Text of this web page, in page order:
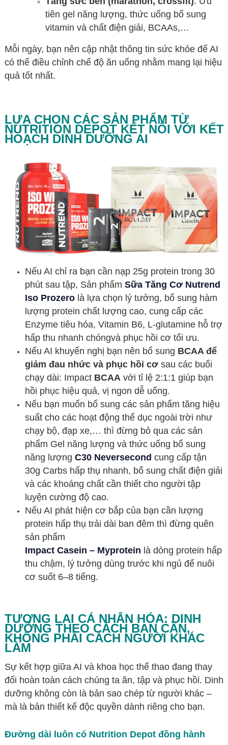
tiên gel năng lượng, thức uống bổ sung
vitamin và chất điện giải, BCAAs,…
Mỗi ngày, bạn nên cập nhật thông tin sức khỏe để AI
có thể điều chỉnh chế độ ăn uống nhằm mang lại hiệu
quả tốt nhất.
LỰA CHỌN CÁC SẢN PHẨM TỪ
NUTRITION DEPOT KẾT NỐI VỚI KẾT
HOẠCH DINH DƯỠNG AI
Nếu AI chỉ ra bạn cần nạp 25g protein trong 30
phút sau tập, Sản phẩm Sữa Tăng Cơ Nutrend
Iso Prozero là lựa chọn lý tưởng, bổ sung hàm
lượng protein chất lượng cao, cung cấp các
Enzyme tiêu hóa, Vitamin B6, L-glutamine hỗ trợ
hấp thu nhanh chóngvà phục hồi cơ tối ưu.
Nếu AI khuyến nghị bạn nên bổ sung BCAA để
giảm đau nhức và phục hồi cơ sau các buổi
chạy dài: Impact BCAA với tỉ lệ 2:1:1 giúp bạn
hồi phục hiệu quả, vị ngon dễ uống.
Nếu bạn muốn bổ sung các sản phẩm tăng hiệu
suất cho các hoạt động thể dục ngoài trời như
chạy bộ, đạp xe,… thì đừng bỏ qua các sản
phẩm Gel năng lượng và thức uống bổ sung
năng lượng C30 Neversecond cung cấp tận
30g Carbs hấp thụ nhanh, bổ sung chất điện giải
và các khoáng chất cần thiết cho người tập
luyện cường độ cao.
Nếu AI phát hiện cơ bắp của bạn cần lượng
protein hấp thụ trải dài ban đêm thì đừng quên
sản phẩm
Impact Casein – Myprotein là dòng protein hấp
thu chậm, lý tưởng dùng trước khi ngủ để nuôi
cơ suốt 6–8 tiếng.
TƯƠNG LAI CÁ NHÂN HÓA: DINH
DƯỠNG THEO CÁCH BẠN CẦN,
KHÔNG PHẢI CÁCH NGƯỜI KHÁC
LÀM
Sự kết hợp giữa AI và khoa học thể thao đang thay
đổi hoàn toàn cách chúng ta ăn, tập và phục hồi. Dinh
dưỡng không còn là bản sao chép từ người khác –
mà là bản thiết kế độc quyền dành riêng cho bạn.
Đường dài luôn có Nutrition Depot đồng hành